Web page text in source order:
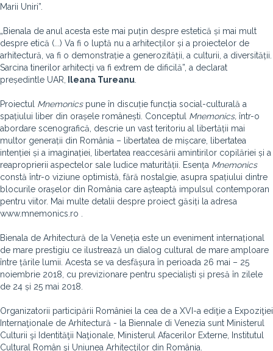
Marii Uniri”.
„Bienala de anul acesta este mai puțin despre estetică și mai mult
despre etică (...) Va fi o luptă nu a arhitecților și a proiectelor de
arhitectură, va fi o demonstrație a generozității, a culturii, a diversității.
Sarcina tinerilor arhitecți va fi extrem de dificilă”, a declarat
președintle UAR,
Ileana Tureanu
Proiectul Mnemonics pune în discuție funcția social-culturală a
spațiului liber din orașele românești. Conceptul Mnemonics, într-o
abordare scenografică, descrie un vast teritoriu al libertății mai
multor generații din România – libertatea de mișcare, libertatea
intenției și a imaginației, libertatea reaccesării amintirilor copilăriei și a
reaproprierii aspectelor sale ludice maturității. Esența Mnemonics
constă într-o viziune optimistă, fără nostalgie, asupra spațiului dintre
blocurile orașelor din România care așteaptă impulsul contemporan
pentru viitor. Mai multe detalii despre proiect găsiți la adresa
www.mnemonics.ro .
Bienala de Arhitectură de la Veneția este un eveniment internațional
de mare prestigiu ce ilustrează un dialog cultural de mare amploare
între țările lumii. Acesta se va desfășura în perioada 26 mai – 25
noiembrie 2018, cu previzionare pentru specialiști și presă în zilele
de 24 și 25 mai 2018.
Organizatorii participării României la cea de a XVI-a ediţie a Expoziţiei
Internaţionale de Arhitectură - la Biennale di Venezia sunt Ministerul
Culturii şi Identităţii Naţionale, Ministerul Afacerilor Externe, Institutul
Cultural Român şi Uniunea Arhitecţilor din România.